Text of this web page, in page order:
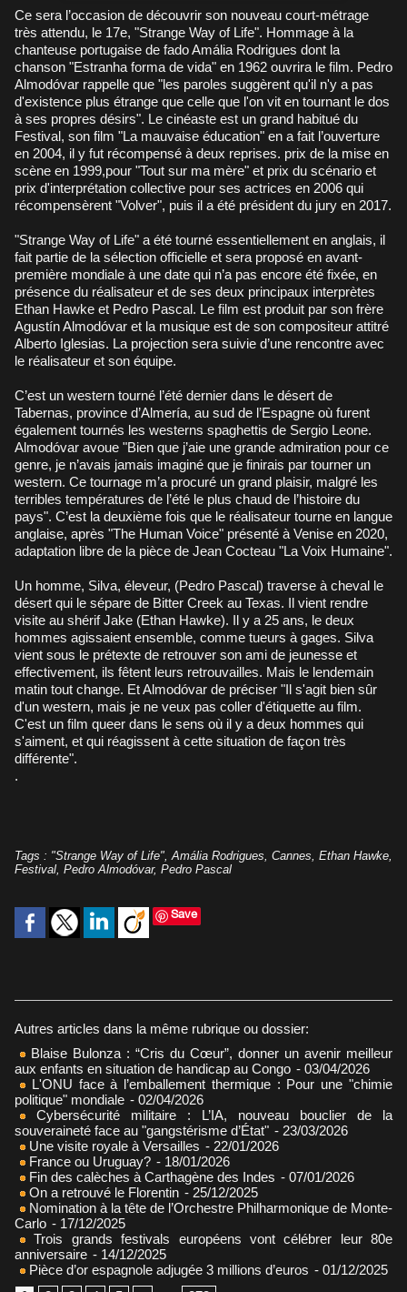
Ce sera l’occasion de découvrir son nouveau court-métrage
très attendu, le 17e, "Strange Way of Life". Hommage à la
chanteuse portugaise de fado Amália Rodrigues dont la
chanson "Estranha forma de vida" en 1962 ouvrira le film. Pedro
Almodóvar rappelle que "les paroles suggèrent qu'il n'y a pas
d'existence plus étrange que celle que l'on vit en tournant le dos
à ses propres désirs". Le cinéaste est un grand habitué du
Festival, son film "La mauvaise éducation" en a fait l’ouverture
en 2004, il y fut récompensé à deux reprises. prix de la mise en
scène en 1999,pour "Tout sur ma mère" et prix du scénario et
prix d'interprétation collective pour ses actrices en 2006 qui
récompensèrent "Volver", puis il a été président du jury en 2017.
"Strange Way of Life" a été tourné essentiellement en anglais, il
fait partie de la sélection officielle et sera proposé en avant-
première mondiale à une date qui n’a pas encore été fixée, en
présence du réalisateur et de ses deux principaux interprètes
Ethan Hawke et Pedro Pascal. Le film est produit par son frère
Agustín Almodóvar et la musique est de son compositeur attitré
Alberto Iglesias. La projection sera suivie d’une rencontre avec
le réalisateur et son équipe.
C’est un western tourné l’été dernier dans le désert de
Tabernas, province d’Almería, au sud de l’Espagne où furent
également tournés les westerns spaghettis de Sergio Leone.
Almodóvar avoue "Bien que j’aie une grande admiration pour ce
genre, je n’avais jamais imaginé que je finirais par tourner un
western. Ce tournage m’a procuré un grand plaisir, malgré les
terribles températures de l’été le plus chaud de l’histoire du
pays". C’est la deuxième fois que le réalisateur tourne en langue
anglaise, après "The Human Voice" présenté à Venise en 2020,
adaptation libre de la pièce de Jean Cocteau "La Voix Humaine".
Un homme, Silva, éleveur, (Pedro Pascal) traverse à cheval le
désert qui le sépare de Bitter Creek au Texas. Il vient rendre
visite au shérif Jake (Ethan Hawke). Il y a 25 ans, le deux
hommes agissaient ensemble, comme tueurs à gages. Silva
vient sous le prétexte de retrouver son ami de jeunesse et
effectivement, ils fêtent leurs retrouvailles. Mais le lendemain
matin tout change. Et Almodóvar de préciser "Il s'agit bien sûr
d'un western, mais je ne veux pas coller d'étiquette au film.
C'est un film queer dans le sens où il y a deux hommes qui
s'aiment, et qui réagissent à cette situation de façon très
différente".
.
Tags : "Strange Way of Life" Amália Rodrigues Cannes Ethan Hawke
Festival Pedro Almodóvar, Pedro Pascal
Save
Autres articles dans la même rubrique ou dossier:
Blaise Bulonza : “Cris du Cœur”, donner un avenir meilleur
aux enfants en situation de handicap au Congo - 03/04/2026
L'ONU face à l’emballement thermique : Pour une "chimie
politique" mondiale - 02/04/2026
Cybersécurité militaire : L’IA, nouveau bouclier de la
souveraineté face au "gangstérisme d’État" - 23/03/2026
Une visite royale à Versailles - 22/01/2026
France ou Uruguay? - 18/01/2026
Fin des calèches à Carthagène des Indes - 07/01/2026
On a retrouvé le Florentin - 25/12/2025
Nomination à la tête de l’Orchestre Philharmonique de Monte-
Carlo - 17/12/2025
Trois grands festivals européens vont célébrer leur 80e
anniversaire - 14/12/2025
Pièce d’or espagnole adjugée 3 millions d’euros - 01/12/2025